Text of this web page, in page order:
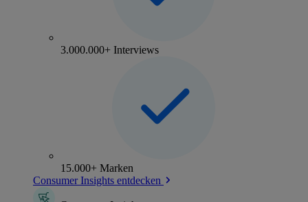
3.000.000+ Interviews
15.000+ Marken
Consumer Insights entdecken